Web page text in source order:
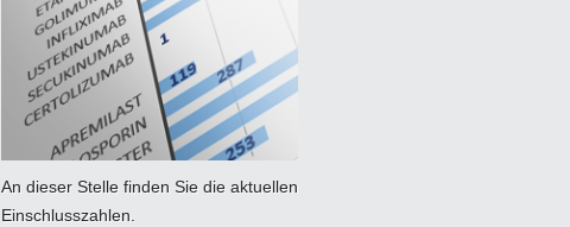
An dieser Stelle finden Sie die aktuellen
Einschlusszahlen.